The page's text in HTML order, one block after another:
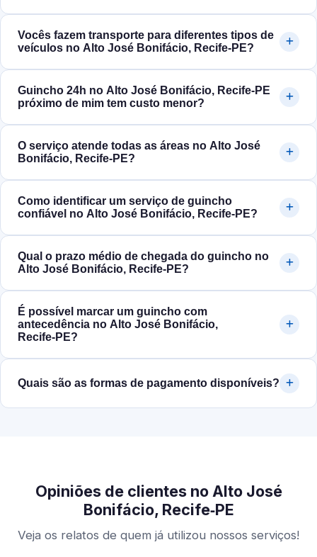
Vocês fazem transporte para diferentes tipos de
veículos no Alto José Bonifácio, Recife‑PE?
Guincho 24h no Alto José Bonifácio, Recife‑PE
próximo de mim tem custo menor?
O serviço atende todas as áreas no Alto José
Bonifácio, Recife‑PE?
Como identificar um serviço de guincho
confiável no Alto José Bonifácio, Recife‑PE?
Qual o prazo médio de chegada do guincho no
Alto José Bonifácio, Recife‑PE?
É possível marcar um guincho com
antecedência no Alto José Bonifácio,
Recife‑PE?
Quais são as formas de pagamento disponíveis?
Opiniões de clientes no Alto José
Bonifácio, Recife‑PE
Veja os relatos de quem já utilizou nossos serviços!